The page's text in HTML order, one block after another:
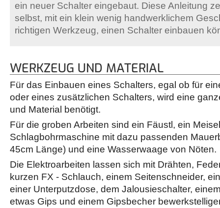
ein neuer Schalter eingebaut. Diese Anleitung
selbst, mit ein klein wenig handwerklichem
richtigen Werkzeug, einen Schalter einbauen
WERKZEUG UND MATERIAL
Für das Einbauen eines Schalters, egal ob für
oder eines zusätzlichen Schalters, wird eine
und Material benötigt.
Für die groben Arbeiten sind ein Fäustl, ein
Schlagbohrmaschine mit dazu passenden
45cm Länge) und eine Wasserwaage von Nöten.
Die Elektroarbeiten lassen sich mit Drähten,
kurzen FX - Schlauch, einem Seitenschneider,
einer Unterputzdose, dem Jalousieschalter,
etwas Gips und einem Gipsbecher